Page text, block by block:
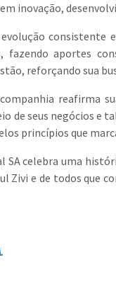
inovação,
consistente
fazendo aportes
reforçando sua
reafirma
de seus negócios
princípios que
SA celebra uma
Zivi e de todos
.